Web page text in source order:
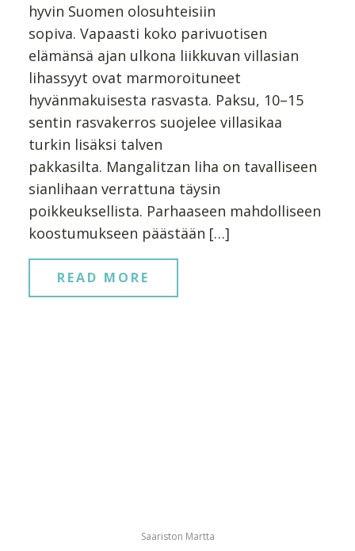
hyvin Suomen olosuhteisiin
sopiva. Vapaasti koko parivuotisen
elämänsä ajan ulkona liikkuvan villasian
lihassyyt ovat marmoroituneet
hyvänmakuisesta rasvasta. Paksu, 10–15
sentin rasvakerros suojelee villasikaa
turkin lisäksi talven
pakkasilta. Mangalitzan liha on tavalliseen
sianlihaan verrattuna täysin
poikkeuksellista. Parhaaseen mahdolliseen
koostumukseen päästään […]
READ MORE
Saariston Martta